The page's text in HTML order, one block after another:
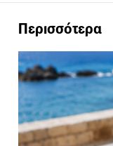
Περισσότερα